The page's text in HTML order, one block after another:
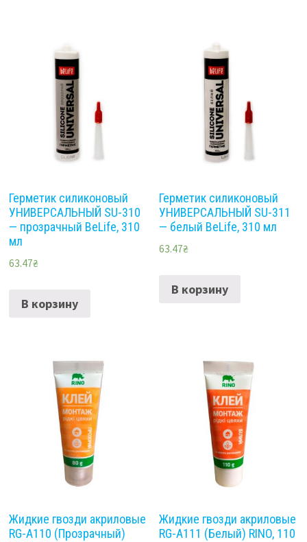
Герметик силиконовый
УНИВЕРСАЛЬНЫЙ SU-310
— прозрачный BeLife, 310
мл
63.47₴
В корзину
Герметик силиконовый
УНИВЕРСАЛЬНЫЙ SU-311
— белый BeLife, 310 мл
63.47₴
В корзину
Жидкие гвозди акриловые
RG-A110 (Прозрачный)
Жидкие гвозди акриловые
RG-A111 (Белый) RINO, 110